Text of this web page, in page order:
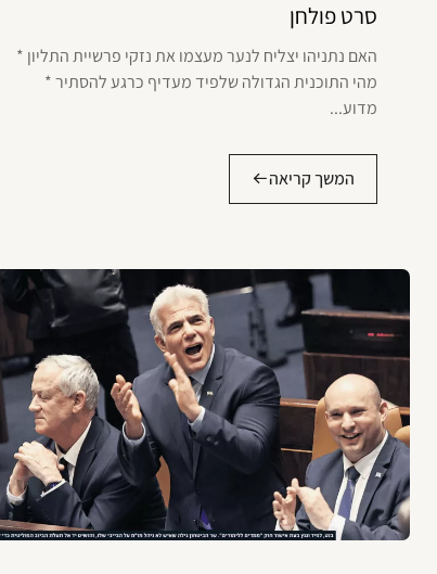
סרט פולחן
האם נתניהו יצליח לנער מעצמו את נזקי פרשיית התליון *
מהי התוכנית הגדולה שלפיד מעדיף כרגע להסתיר *
מדוע...
המשך קריאה